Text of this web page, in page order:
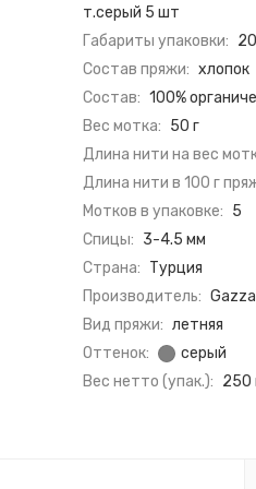
т.серый 5 шт
Габариты упаковки:
Состав пряжи: хлопок
Состав: 100%
Вес мотка: 50 г
Длина нити на вес
Длина нити в 100 г
Мотков в упаковке: 5
Спицы: 3-4.5 мм
Страна: Турция
Производитель: Gazzal
Вид пряжи: летняя
Оттенок:
серый
Вес нетто (упак.): 250